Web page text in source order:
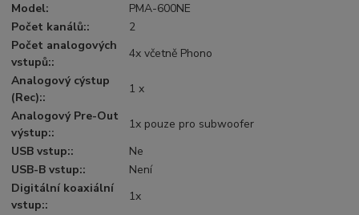
Model:
PMA-600NE
Počet kanálů::
2
Počet analogových
vstupů::
4x včetně Phono
Analogový cýstup
(Rec)::
1 x
Analogový Pre-Out
výstup::
1x pouze pro subwoofer
USB vstup::
Ne
USB-B vstup::
Není
Digitální koaxiální
vstup::
1x